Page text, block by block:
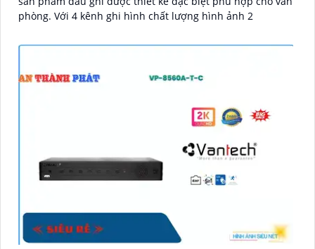
phòng. Với 4 kênh ghi hình chất lượng hình ảnh 2